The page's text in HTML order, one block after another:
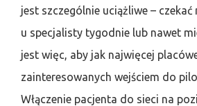
jest szczególnie uciążliwe –
u specjalisty tygodnie lub nawet
jest więc, aby jak najwięcej
zainteresowanych wejściem do
Włączenie pacjenta do sieci na